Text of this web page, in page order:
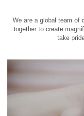
We are a global team of
together to create
take